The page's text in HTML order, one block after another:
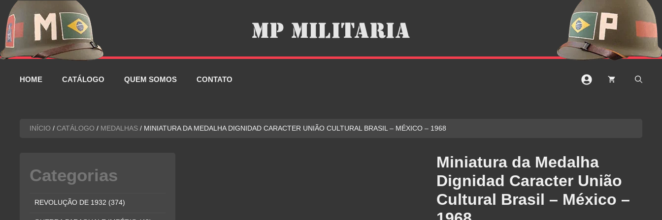
Pular
para
conteúdo
HOME CATÁLOGO QUEM SOMOS CONTATO
INÍCIO / CATÁLOGO / MEDALHAS / MINIATURA DA MEDALHA DIGNIDAD CARACTER UNIÃO CULTURAL BRASIL – MÉXICO – 1968
Miniatura da Medalha
Dignidad Caracter União
Cultural Brasil – México –
Categorias
REVOLUÇÃO DE 1932 (374)